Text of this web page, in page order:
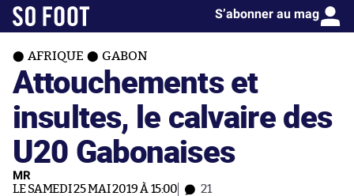
S’abonner au mag
AFRIQUE GABON
Attouchements et
insultes, le calvaire des
U20 Gabonaises
MR
LE SAMEDI 25 MAI 2019 À 15:00 21